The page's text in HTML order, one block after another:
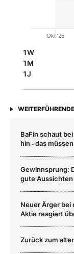
Okt '25
1W
1M
1J
BaFin schaut
hin ‑ das
Gewinnsprung:
gute
Neuer Ärger bei
Aktie reagiert
Zurück zum